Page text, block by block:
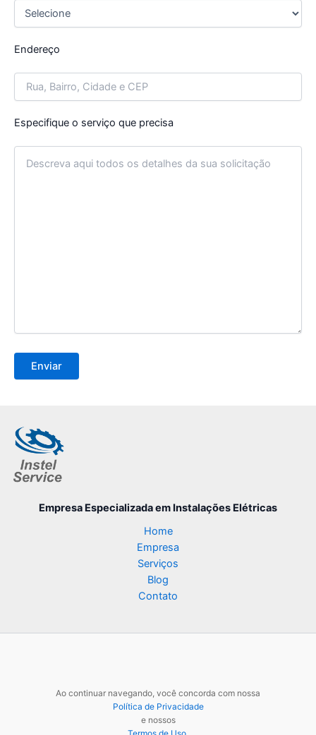
Endereço
Especifique o serviço que precisa
Empresa Especializadaem Instalações Elétricas
Home
Empresa
Serviços
Blog
Contato
Ao continuar navegando, você concorda com nossa
Política de Privacidade
e nossos